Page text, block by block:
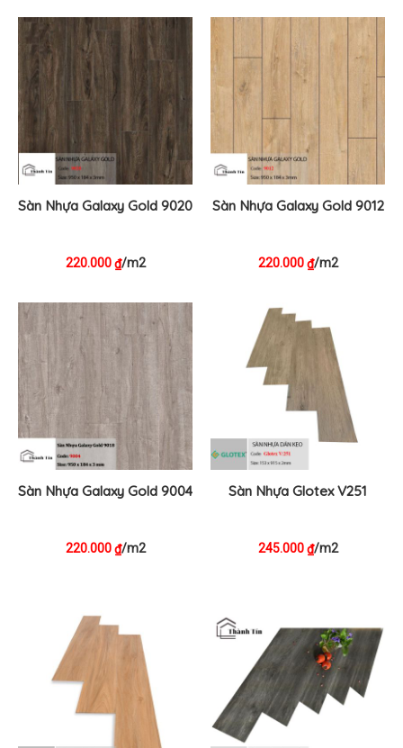
Sàn Nhựa Galaxy Gold 9020
220.000₫/m2
Sàn Nhựa Galaxy Gold 9012
220.000₫/m2
Sàn Nhựa Galaxy Gold 9004
220.000₫/m2
Sàn Nhựa Glotex V251
245.000₫/m2